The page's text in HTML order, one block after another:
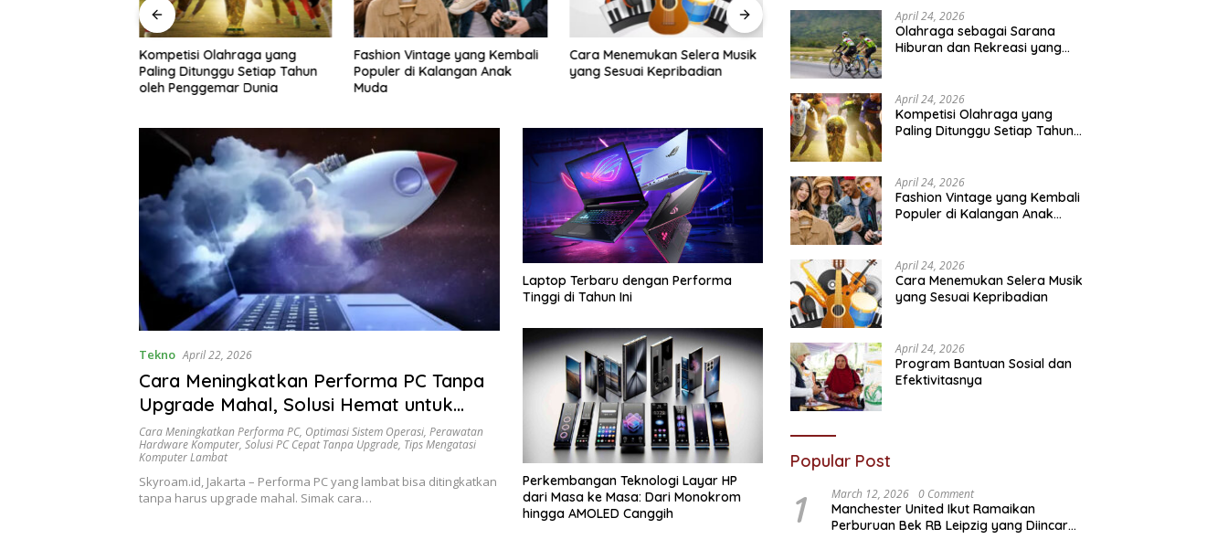
Kompetisi Olahraga yang
Paling Ditunggu Setiap Tahun
oleh Penggemar Dunia
Fashion Vintage yang Kembali
Populer di Kalangan Anak
Muda
Cara Menemukan Selera Musik
yang Sesuai Kepribadian
Program Bantuan Sosial dan
Efektivitasnya
Pentingnya Pendidikan
Tekno April 22, 2026
Cara Meningkatkan Performa PC Tanpa
Upgrade Mahal, Solusi Hemat untuk
Komputer Lebih Cepat
Cara Meningkatkan Performa PC, Optimasi Sistem Operasi, Perawatan
Hardware Komputer, Solusi PC Cepat Tanpa Upgrade, Tips Mengatasi
Komputer Lambat
Skyroam.id, Jakarta – Performa PC yang lambat bisa ditingkatkan
tanpa harus upgrade mahal. Simak cara…
Laptop Terbaru dengan Performa
Tinggi di Tahun Ini
Perkembangan Teknologi Layar HP
dari Masa ke Masa: Dari Monokrom
hingga AMOLED Canggih
April 24, 2026
Olahraga sebagai Sarana
Hiburan dan Rekreasi yang
April 24, 2026
Kompetisi Olahraga yang
Paling Ditunggu Setiap Tahun
April 24, 2026
Fashion Vintage yang Kembali
Populer di Kalangan Anak
April 24, 2026
Cara Menemukan Selera Musik
yang Sesuai Kepribadian
April 24, 2026
Program Bantuan Sosial dan
Efektivitasnya
Popular Post
1 March 12, 2026 0 Comment
Manchester United Ikut Ramaikan
Perburuan Bek RB Leipzig yang Diincar